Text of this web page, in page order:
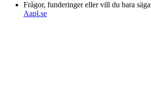
Frågor, funderinger eller vill du bara
Aapl.se